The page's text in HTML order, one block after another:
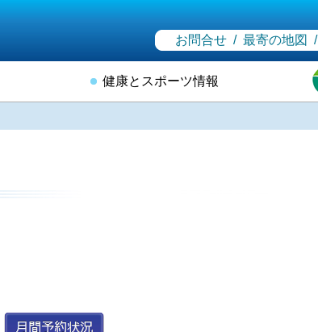
お問合せ / 最寄の地図 /
健康とスポーツ情報